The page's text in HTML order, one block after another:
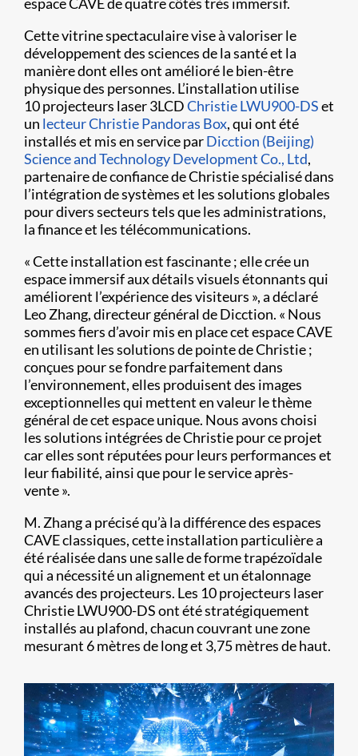
Cette vitrine spectaculaire vise à valoriser le
développement des sciences de la santé et la
manière dont elles ont amélioré le bien-être
physique des personnes. L’installation utilise
10 projecteurs laser 3LCDChristie LWU900-DSet
un lecteur Christie Pandoras Box, qui ont été
installés et mis en service parDicction (Beijing)
Science and Technology Development Co., Ltd,
partenaire de confiance de Christie spécialisé dans
l’intégration de systèmes et les solutions globales
pour divers secteurs tels que les administrations,
la finance et les télécommunications.
« Cette installation est fascinante ; elle crée un
espace immersif aux détails visuels étonnants qui
améliorent l’expérience des visiteurs », a déclaré
Leo Zhang, directeur général de Dicction. « Nous
sommes fiers d’avoir mis en place cet espace CAVE
en utilisant les solutions de pointe de Christie ;
conçues pour se fondre parfaitement dans
l’environnement, elles produisent des images
exceptionnelles qui mettent en valeur le thème
général de cet espace unique. Nous avons choisi
les solutions intégrées de Christie pour ce projet
car elles sont réputées pour leurs performances et
leur fiabilité, ainsi que pour le service après-
vente ».
M. Zhang a précisé qu’à la différence des espaces
CAVE classiques, cette installation particulière a
été réalisée dans une salle de forme trapézoïdale
qui a nécessité un alignement et un étalonnage
avancés des projecteurs. Les 10 projecteurs laser
Christie LWU900-DS ont été stratégiquement
installés au plafond, chacun couvrant une zone
mesurant 6 mètres de long et 3,75 mètres de haut.